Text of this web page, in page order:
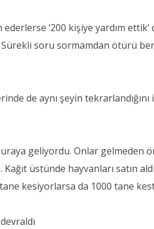
ederlerse ‘200 kişiye yardım
Sürekli soru sormamdan ötürü
de aynı şeyin
geliyordu. Onlar gelmeden
Kağıt üstünde hayvanları satın
kesiyorlarsa da 1000 tane